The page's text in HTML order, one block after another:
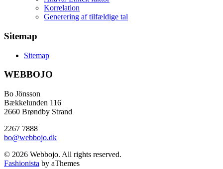
Korrelation
Generering af tilfældige tal
Sitemap
Sitemap
WEBBOJO
Bo Jönsson
Bækkelunden 116
2660 Brøndby Strand
2267 7888
bo@webbojo.dk
© 2026 Webbojo. All rights reserved.
Fashionista by aThemes